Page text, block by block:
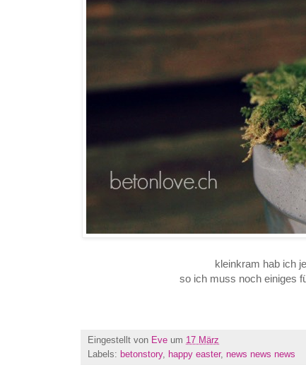
kleinkram hab ich
so ich muss noch einiges
Eingestellt von Eve um 17 März
Labels: betonstory, happy easter, news news news